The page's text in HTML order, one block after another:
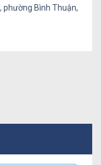
phường Bình Thuận,